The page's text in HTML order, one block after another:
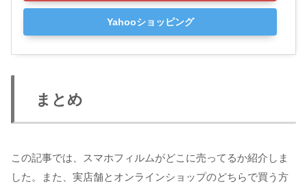
Yahooショッピング
まとめ
この記事では、スマホフィルムがどこに売ってるか紹介しま
した。また、実店舗とオンラインショップのどちらで買う方